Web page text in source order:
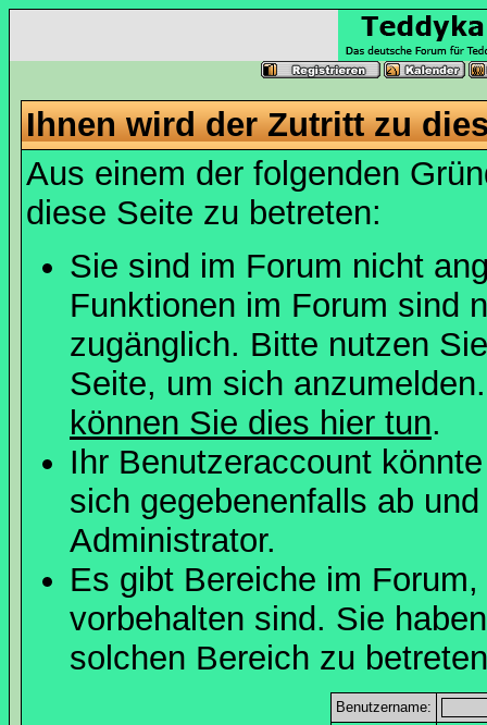
Ihnen wird der Zutritt zu
Aus einem der folgenden
diese Seite zu betreten:
Sie sind im Forum nicht
Funktionen im Forum sind
zugänglich. Bitte nutzen
Seite, um sich
können Sie dies hier tun.
Ihr Benutzeraccount
sich gegebenenfalls ab
Administrator.
Es gibt Bereiche im
vorbehalten sind. Sie
solchen Bereich zu
Benutzername: